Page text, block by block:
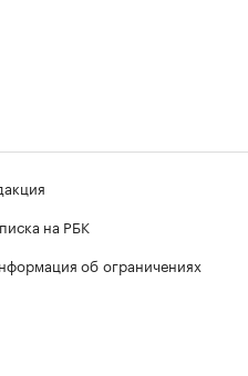
на РБК
об ограничениях